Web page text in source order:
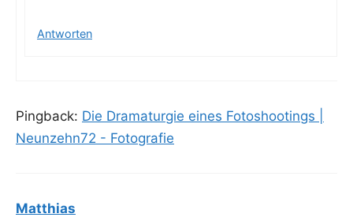
Antworten
Pingback: Die Dramaturgie eines Fotoshootings |
Neunzehn72 - Fotografie
Matthias